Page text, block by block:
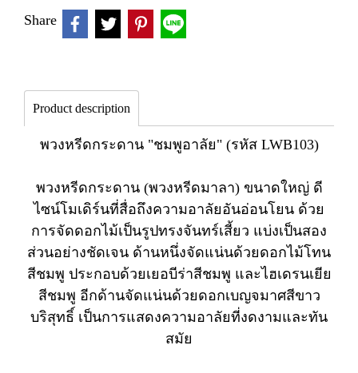
Share
Product description
พวงหรีดกระดาน "ชมพูอาลัย" (รหัส LWB103)
พวงหรีดกระดาน (พวงหรีดมาลา) ขนาดใหญ่ ดี
ไซน์โมเดิร์นที่สื่อถึงความอาลัยอันอ่อนโยน ด้วย
การจัดดอกไม้เป็นรูปทรงจันทร์เสี้ยว แบ่งเป็นสอง
ส่วนอย่างชัดเจน ด้านหนึ่งจัดแน่นด้วยดอกไม้โทน
สีชมพู ประกอบด้วยเยอบีร่าสีชมพู และไฮเดรนเยีย
สีชมพู อีกด้านจัดแน่นด้วยดอกเบญจมาศสีขาว
บริสุทธิ์ เป็นการแสดงความอาลัยที่งดงามและทัน
สมัย